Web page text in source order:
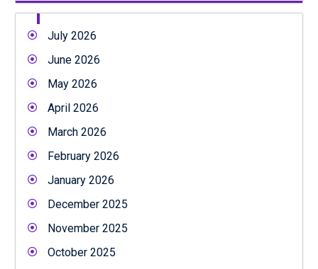
July 2026
June 2026
May 2026
April 2026
March 2026
February 2026
January 2026
December 2025
November 2025
October 2025